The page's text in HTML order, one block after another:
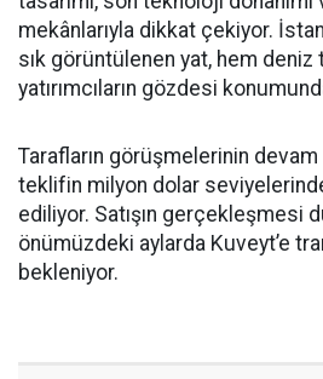
mekânlarıyla dikkat çekiyor.
sık görüntülenen yat, hem deniz
yatırımcıların gözdesi
Tarafların görüşmelerinin
teklifin milyon dolar
ediliyor. Satışın gerçekleşmesi
önümüzdeki aylarda Kuveyt’e
bekleniyor.